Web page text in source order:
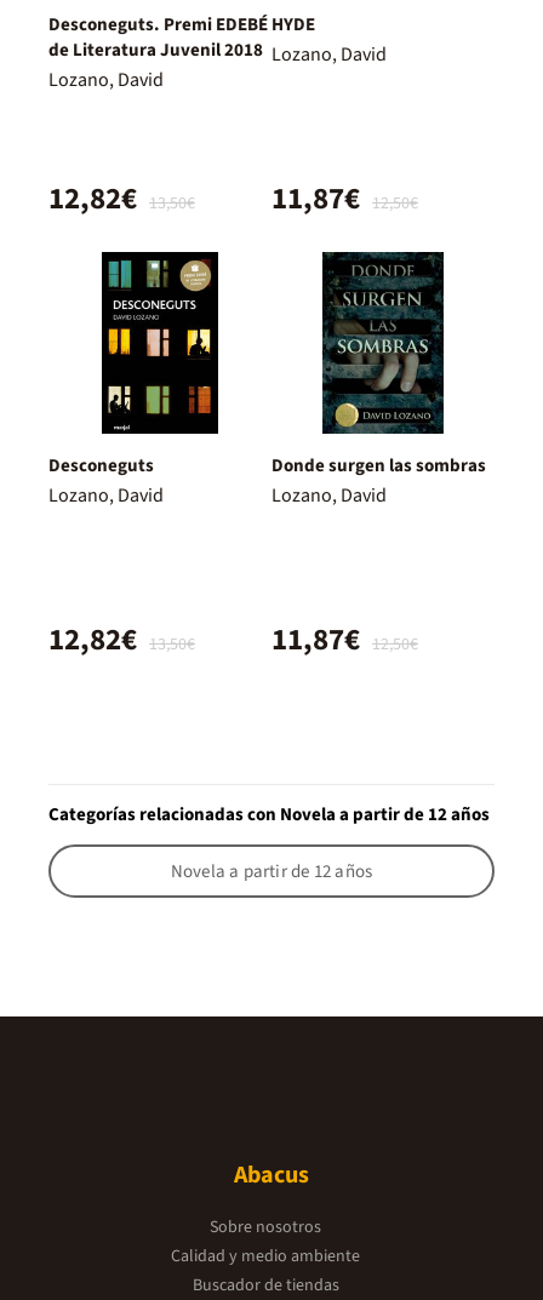
Desconeguts. Premi EDEBÉ
de Literatura Juvenil 2018
Lozano, David
13,50€
12,82€
HYDE
Lozano, David
12,50€
11,87€
Desconeguts
Lozano, David
13,50€
12,82€
Donde surgen las sombras
Lozano, David
12,50€
11,87€
Categorías relacionadas con Novela a partir de 12 años
Novela a partir de 12 años
Abacus
Sobre nosotros
Calidad y medio ambiente
Buscador de tiendas